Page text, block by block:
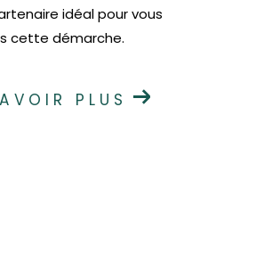
idéal pour vous
cette démarche.
PLUS